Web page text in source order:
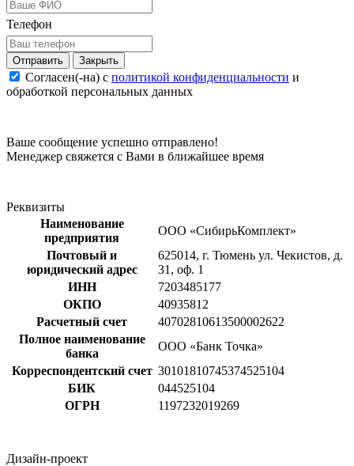
Телефон
Закрыть
Согласен(-на) c политикой конфиденциальности и
обработкой персональных данных
Ваше сообщение успешно отправлено!
Менеджер свяжется с Вами в ближайшее время
Реквизиты
Наименование
предприятия
ООО «СибирьКомплект»
Почтовый и
юридический адрес
625014, г. Тюмень ул. Чекистов, д.
31, оф. 1
ИНН
7203485177
ОКПО
40935812
Расчетный счет
40702810613500002622
Полное наименование
банка
ООО «Банк Точка»
Корреспондентский счет 30101810745374525104
БИК
044525104
ОГРН
1197232019269
Дизайн-проект